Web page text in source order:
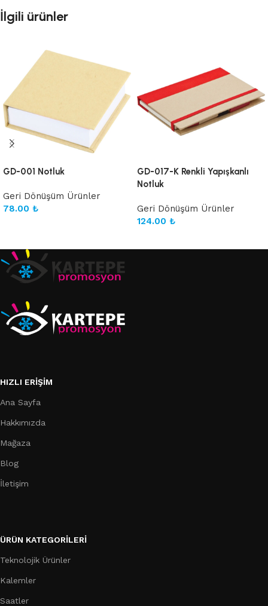
İlgili ürünler
GD-001 Notluk
Geri Dönüşüm Ürünler
78.00 ₺
GD-017-K Renkli Yapışkanlı
Notluk
Geri Dönüşüm Ürünler
124.00 ₺
HIZLI ERIŞIM
Ana Sayfa
Hakkımızda
Mağaza
Blog
İletişim
ÜRÜN KATEGORILERI
Teknolojik Ürünler
Kalemler
Saatler